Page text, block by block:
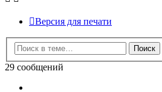
Версия для печати
Поиск
29 сообщений